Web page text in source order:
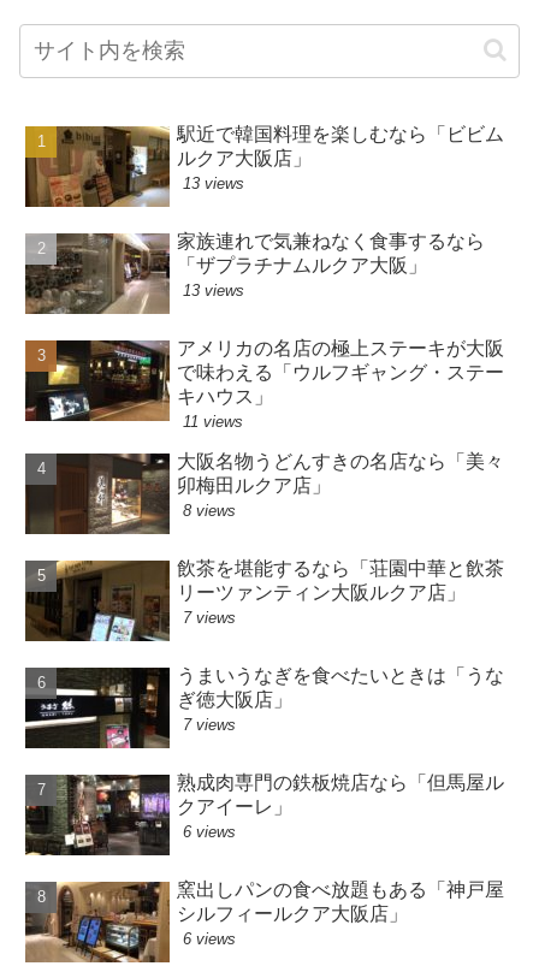
駅近で韓国料理を楽しむなら「ビビム
ルクア大阪店」
13 views
家族連れで気兼ねなく食事するなら
「ザプラチナムルクア大阪」
13 views
アメリカの名店の極上ステーキが大阪
で味わえる「ウルフギャング・ステー
キハウス」
11 views
大阪名物うどんすきの名店なら「美々
卯梅田ルクア店」
8 views
飲茶を堪能するなら「荘園中華と飲茶
リーツァンティン大阪ルクア店」
7 views
うまいうなぎを食べたいときは「うな
ぎ徳大阪店」
7 views
熟成肉専門の鉄板焼店なら「但馬屋ル
クアイーレ」
6 views
窯出しパンの食べ放題もある「神戸屋
シルフィールクア大阪店」
6 views